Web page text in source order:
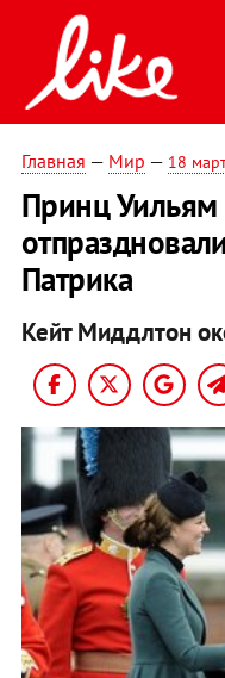
Главная — Мир — 18
Принц Уильям
Патрика
Кейт Миддлтон